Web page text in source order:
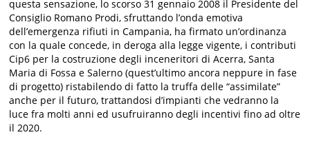
questa sensazione, lo scorso 31 gennaio 2008 il Presidente del
Consiglio Romano Prodi, sfruttando l’onda emotiva
dell’emergenza rifiuti in Campania, ha firmato un’ordinanza
con la quale concede, in deroga alla legge vigente, i contributi
Cip6 per la costruzione degli inceneritori di Acerra, Santa
Maria di Fossa e Salerno (quest’ultimo ancora neppure in fase
di progetto) ristabilendo di fatto la truffa delle “assimilate”
anche per il futuro, trattandosi d’impianti che vedranno la
luce fra molti anni ed usufruiranno degli incentivi fino ad oltre
il 2020.